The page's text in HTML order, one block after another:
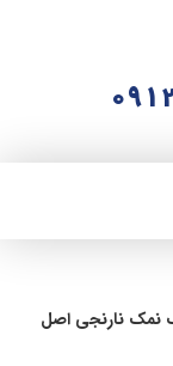
نارنجی اصل